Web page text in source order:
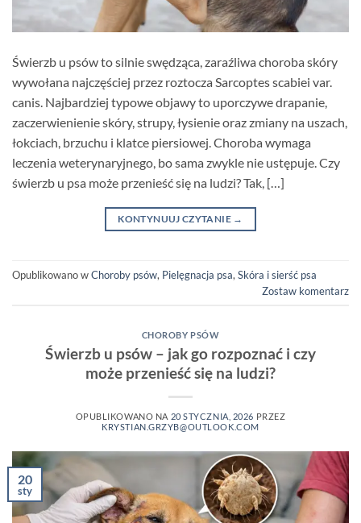
Świerzb u psów to silnie swędząca, zaraźliwa choroba skóry
wywołana najczęściej przez roztocza Sarcoptes scabiei var.
canis. Najbardziej typowe objawy to uporczywe drapanie,
zaczerwienienie skóry, strupy, łysienie oraz zmiany na uszach,
łokciach, brzuchu i klatce piersiowej. Choroba wymaga
leczenia weterynaryjnego, bo sama zwykle nie ustępuje. Czy
świerzb u psa może przenieść się na ludzi? Tak, […]
KONTYNUUJ CZYTANIE →
Opublikowano wChoroby psów, Pielęgnacja psa, Skóra i sierść psa
Zostaw komentarz
CHOROBY PSÓW
Świerzb u psów – jak go rozpoznać i czy
może przenieść się na ludzi?
OPUBLIKOWANO NA 20 STYCZNIA, 2026 PRZEZ
KRYSTIAN.GRZYB@OUTLOOK.COM
20
sty